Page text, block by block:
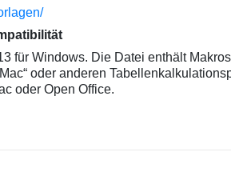
für Windows. Die Datei enthält
oder anderen
oder Open Office.